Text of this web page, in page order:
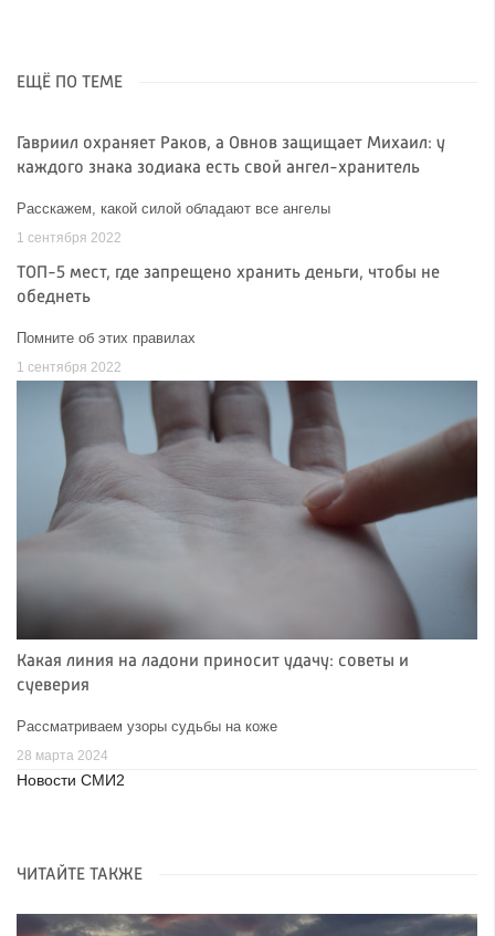
ЕЩЁ ПО ТЕМЕ
Гавриил охраняет Раков, а Овнов защищает Михаил: у
каждого знака зодиака есть свой ангел-хранитель
Расскажем, какой силой обладают все ангелы
1 сентября 2022
ТОП-5 мест, где запрещено хранить деньги, чтобы не
обеднеть
Помните об этих правилах
1 сентября 2022
Какая линия на ладони приносит удачу: советы и
суеверия
Рассматриваем узоры судьбы на коже
28 марта 2024
Новости СМИ2
ЧИТАЙТЕ ТАКЖЕ